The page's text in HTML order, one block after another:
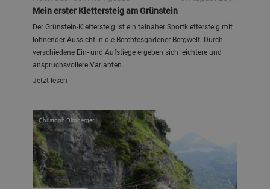
Mein erster Klettersteig am Grünstein
Der Grünstein-Klettersteig ist ein talnaher Sportklettersteig mit
lohnender Aussicht in die Berchtesgadener Bergwelt. Durch
verschiedene Ein- und Aufstiege ergeben sich leichtere und
anspruchsvollere Varianten.
Jetzt lesen
Christoph Dirnberger